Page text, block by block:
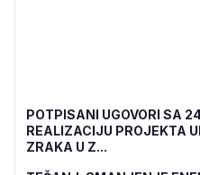
POTPISANI UGOVORI SA
REALIZACIJU PROJEKTA
ZRAKA U Z...